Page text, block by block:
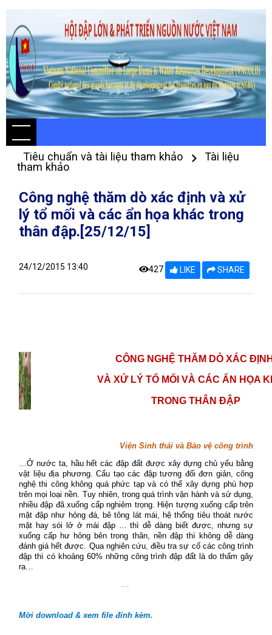
Tiêu chuẩn và tài liệu tham khảo
Tài liệu
tham khảo
Công nghệ thăm dò xác định và xử
lý tổ mối và các ẩn họa khác trong
thân đập.[25/12/15]
24/12/2015 13:40 427 LIKE SHARE
CÔNG NGHỆ THĂM DÒ XÁC
VÀ XỬ LÝ TỔ MỐI VÀ CÁC ẨN HỌA
TRONG THÂN ĐẬP
Viện Sinh thái và Bảo vệ công trình
…Ở nước ta, hầu hết các đập đất được xây dựng chủ yếu bằng
vật liệu địa phương. Cấu tạo các đập tương đối đơn giản, công
nghệ thi công không quá phức tạp và có thể xây dựng phù hợp
trên mọi loại nền. Tuy nhiên, trong quá trình vận hành và sử dụng,
nhiều đập đã xuống cấp nghiêm trọng. Hiện tượng xuống cấp trên
mặt đập như hỏng đá, bê tông lát mái, hệ thống tiêu thoát nước
mặt hay sói lở ở mái đập … thì dễ dàng biết được, nhưng sự
xuống cấp hư hỏng bên trong thân, nền đập thì không dễ dàng
đánh giá hết được. Qua nghiên cứu, điều tra sự cố các công trình
đập thì có khoảng 60% những công trình đập đất là do thấm gây
ra…
Mời download & xem file đính kèm.